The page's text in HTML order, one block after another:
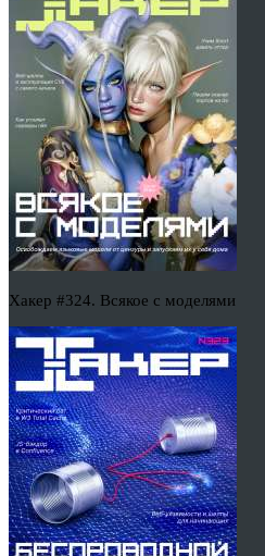
Хакер #324. Всякое с моделями